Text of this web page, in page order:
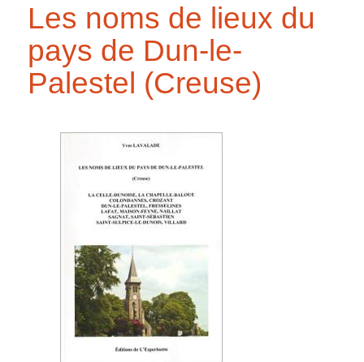
Les noms de lieux du
pays de Dun-le-
Palestel (Creuse)